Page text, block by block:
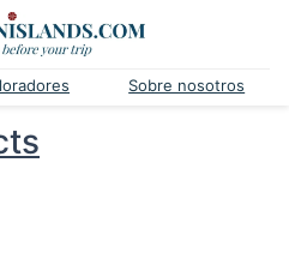
Sobre nosotros